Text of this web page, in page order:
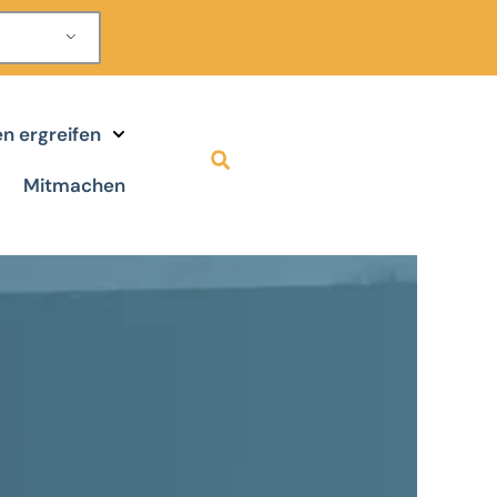
ergreifen
Mitmachen